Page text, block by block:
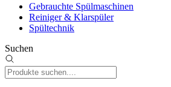
Gebrauchte Spülmaschinen
Reiniger & Klarspüler
Spültechnik
Suchen